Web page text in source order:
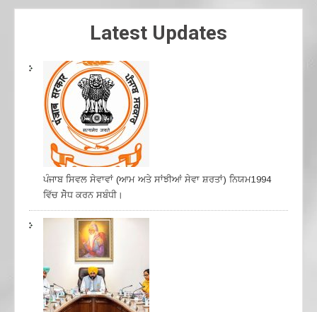
Latest Updates
ਪੰਜਾਬ ਸਿਵਲ ਸੇਵਾਵਾਂ (ਆਮ ਅਤੇ ਸਾਂਝੀਆਂ ਸੇਵਾ ਸ਼ਰਤਾਂ) ਨਿਯਮ1994
ਵਿੱਚ ਸੇੋਧ ਕਰਨ ਸਬੰਧੀ।